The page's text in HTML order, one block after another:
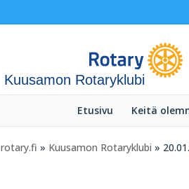
Kuusamon Rotaryklubi
Etusivu Keitä
rotary.fi » Kuusamon Rotaryklubi »